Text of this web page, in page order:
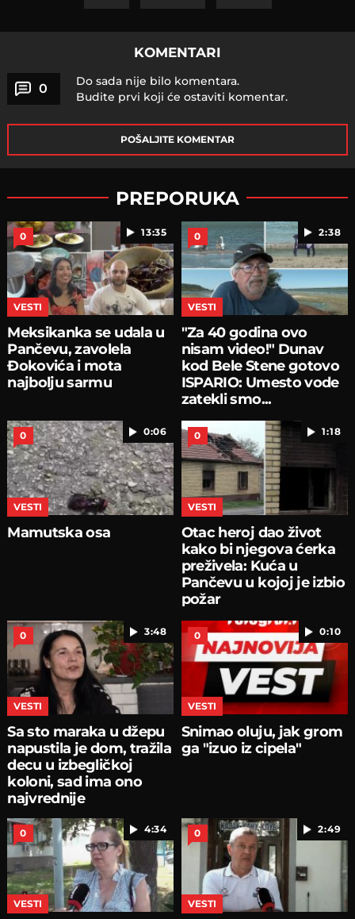
KOMENTARI
0
Do sada nije bilo komentara.
Budite prvi koji će ostaviti komentar.
POŠALJITE KOMENTAR
PREPORUKA
13:35
0
VESTI
Meksikanka se udala u
Pančevu, zavolela
Đokovića i mota
najbolju sarmu
2:38
0
VESTI
"Za 40 godina ovo
nisam video!" Dunav
kod Bele Stene gotovo
ISPARIO: Umesto vode
zatekli smo...
0:06
0
VESTI
Mamutska osa
1:18
0
VESTI
Otac heroj dao život
kako bi njegova ćerka
preživela: Kuća u
Pančevu u kojoj je izbio
požar
3:48
0
VESTI
Sa sto maraka u džepu
napustila je dom, tražila
decu u izbegličkoj
koloni, sad ima ono
najvrednije
0:10
0
VESTI
Snimao oluju, jak grom
ga "izuo iz cipela"
4:34
0
VESTI
2:49
0
VESTI